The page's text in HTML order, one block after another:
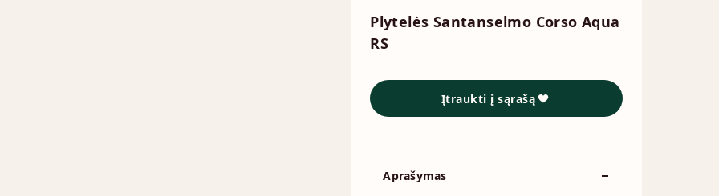
Plytelės Santanselmo Corso Aqua
RS
Įtraukti į sąrašą
Aprašymas